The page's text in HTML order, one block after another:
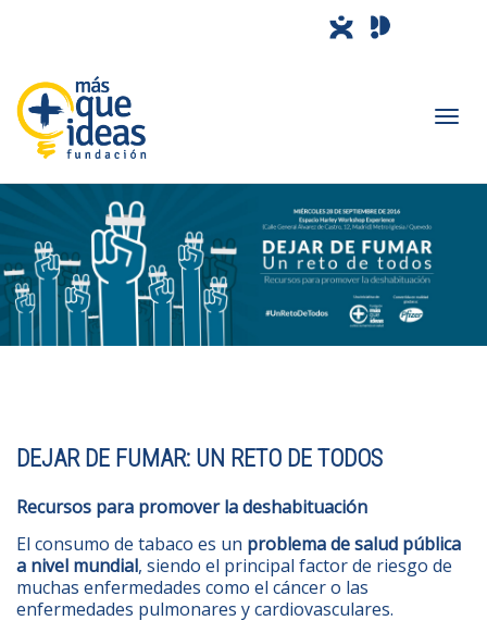
DEJAR DE FUMAR: UN RETO DE TODOS
Recursos para promover la deshabituación
El consumo de tabaco es un problema de salud pública
a nivel mundial, siendo el principal factor de riesgo de
muchas enfermedades como el cáncer o las
enfermedades pulmonares y cardiovasculares.